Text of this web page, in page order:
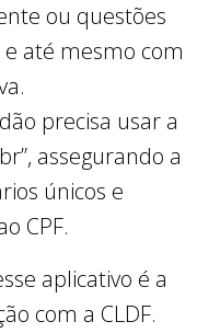
ou questões
até mesmo com
precisa usar a
assegurando a
únicos e
CPF.
aplicativo é a
com a CLDF.